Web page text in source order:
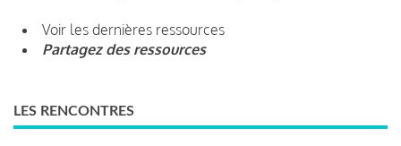
Voir les dernières ressources
Partagez des ressources
LES RENCONTRES